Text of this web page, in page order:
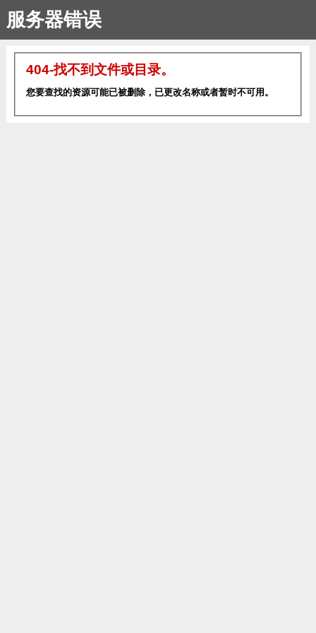
服务器错误
404-找不到文件或目录。
您要查找的资源可能已被删除，已更改名称或者暂时不可用。